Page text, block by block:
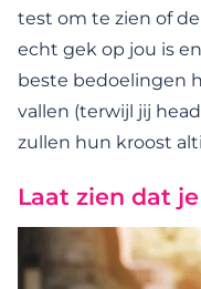
test om te zien of
echt gek op jou is
beste bedoelingen
vallen (terwijl jij
zullen hun kroost
Laat zien dat